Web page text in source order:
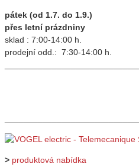
pátek (od 1.7. do 1.9.)
přes letní prázdniny
sklad : 7:00-14:00 h.
prodejní odd.: 7:30-14:00 h.
> produktová nabídka